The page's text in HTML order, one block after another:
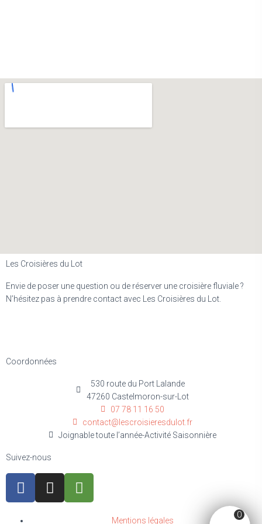
Les Croisières du Lot
Envie de poser une question ou de réserver une croisière fluviale ?
N’hésitez pas à prendre contact avec Les Croisières du Lot.
Coordonnées
530 route du Port Lalande
47260 Castelmoron-sur-Lot
07 78 11 16 50
contact@lescroisieresdulot.fr
Joignable toute l’année-Activité Saisonnière
Suivez-nous
Mentions légales
0